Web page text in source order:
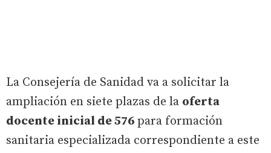
La Consejería de Sanidad va a solicitar la
ampliación en siete plazas de la oferta
docente inicial de 576 para formación
sanitaria especializada correspondiente a este